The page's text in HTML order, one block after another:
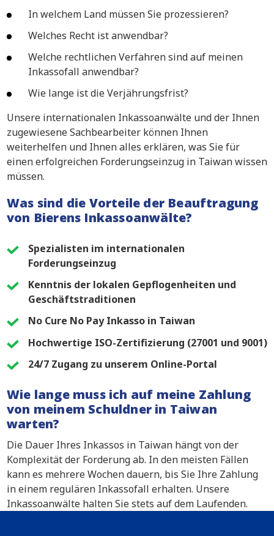
In welchem Land müssen Sie prozessieren?
Welches Recht ist anwendbar?
Welche rechtlichen Verfahren sind auf meinen
Inkassofall anwendbar?
Wie lange ist die Verjährungsfrist?
Unsere internationalen Inkassoanwälte und der Ihnen
zugewiesene Sachbearbeiter können Ihnen
weiterhelfen und Ihnen alles erklären, was Sie für
einen erfolgreichen Forderungseinzug in Taiwan wissen
müssen.
Was sind die Vorteile der Beauftragung
von Bierens Inkassoanwälte?
Spezialisten im internationalen
Forderungseinzug
Kenntnis der lokalen Gepflogenheiten und
Geschäftstraditionen
No Cure No Pay Inkasso in Taiwan
Hochwertige ISO-Zertifizierung (27001 und 9001)
24/7 Zugang zu unserem Online-Portal
Wie lange muss ich auf meine Zahlung
von meinem Schuldner in Taiwan
warten?
Die Dauer Ihres Inkassos in Taiwan hängt von der
Komplexität der Forderung ab. In den meisten Fällen
kann es mehrere Wochen dauern, bis Sie Ihre Zahlung
in einem regulären Inkassofall erhalten. Unsere
Inkassoanwälte halten Sie stets auf dem Laufenden.